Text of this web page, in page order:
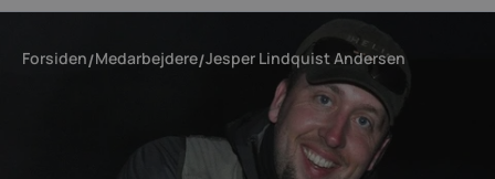
Forsiden/Medarbejdere/Jesper Lindquist Andersen